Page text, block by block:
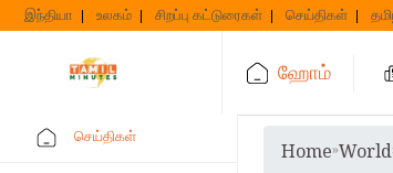
Skip
to
இந்தியா உலகம் சிறப்பு கட்டுரைகள் செய்திகள்
ஹோம்
செய்திகள்
Home»World